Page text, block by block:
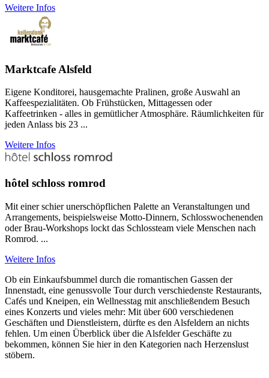
Weitere Infos
Marktcafe Alsfeld
Eigene Konditorei, hausgemachte Pralinen, große Auswahl an
Kaffeespezialitäten. Ob Frühstücken, Mittagessen oder
Kaffeetrinken - alles in gemütlicher Atmosphäre. Räumlichkeiten für
jeden Anlass bis 23 ...
Weitere Infos
hôtel schloss romrod
Mit einer schier unerschöpflichen Palette an Veranstaltungen und
Arrangements, beispielsweise Motto-Dinnern, Schlosswochenenden
oder Brau-Workshops lockt das Schlossteam viele Menschen nach
Romrod. ...
Weitere Infos
Ob ein Einkaufsbummel durch die romantischen Gassen der
Innenstadt, eine genussvolle Tour durch verschiedenste Restaurants,
Cafés und Kneipen, ein Wellnesstag mit anschließendem Besuch
eines Konzerts und vieles mehr: Mit über 600 verschiedenen
Geschäften und Dienstleistern, dürfte es den Alsfeldern an nichts
fehlen. Um einen Überblick über die Alsfelder Geschäfte zu
bekommen, können Sie hier in den Kategorien nach Herzenslust
stöbern.